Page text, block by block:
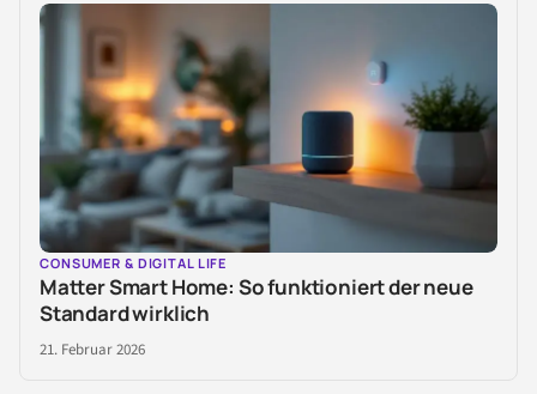
CONSUMER & DIGITAL LIFE
Matter Smart Home: So funktioniert der neue
Standard wirklich
21. Februar 2026